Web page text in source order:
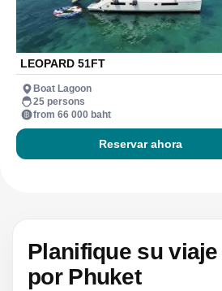
LEOPARD 51FT
Boat Lagoon
25 persons
from 66 000 baht
Reservar ahora
Planifique su
por Phuket